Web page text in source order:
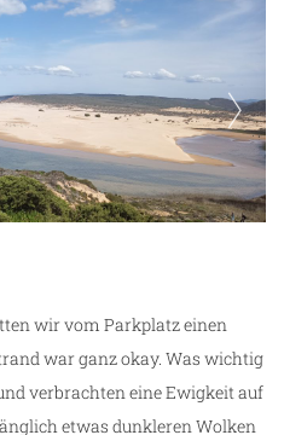
wir vom Parkplatz einen
war ganz okay. Was wichtig
verbrachten eine Ewigkeit auf
etwas dunkleren Wolken